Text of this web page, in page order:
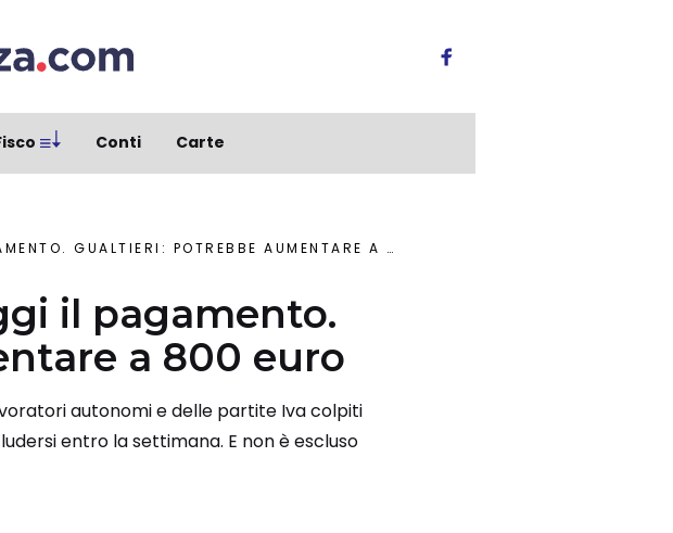
Conti Carte
GUALTIERI: POTREBBE AUMENTARE A 800 EURO
il pagamento.
a 800 euro
autonomi e delle partite Iva colpiti
entro la settimana. E non è escluso